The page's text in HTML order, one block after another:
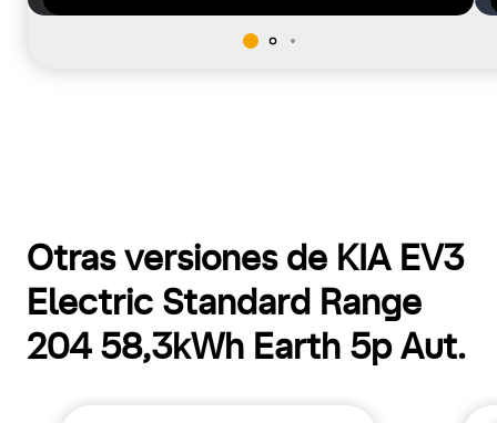
Otras versiones de KIA EV3
Electric Standard Range
204 58,3kWh Earth 5p Aut.